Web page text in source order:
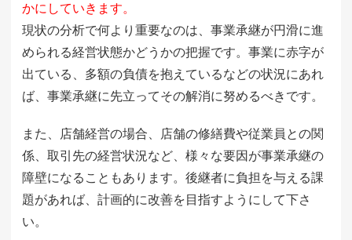
かにしていきます。
現状の分析で何より重要なのは、事業承継が円滑に進
められる経営状態かどうかの把握です。事業に赤字が
出ている、多額の負債を抱えているなどの状況にあれ
ば、事業承継に先立ってその解消に努めるべきです。
また、店舗経営の場合、店舗の修繕費や従業員との関
係、取引先の経営状況など、様々な要因が事業承継の
障壁になることもあります。後継者に負担を与える課
題があれば、計画的に改善を目指すようにして下さ
い。